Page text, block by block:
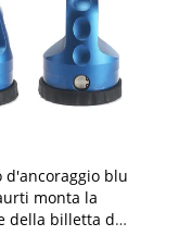
d'ancoraggio blu
monta la
della billetta di